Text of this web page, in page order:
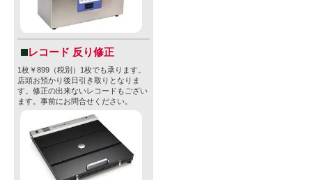
レコード 反り修正
1枚￥899（税別）1枚でも承ります。
店頭お預かり後日引き取りとなりま
す。修正の出来ないレコードもござい
ます。事前にお問合せください。